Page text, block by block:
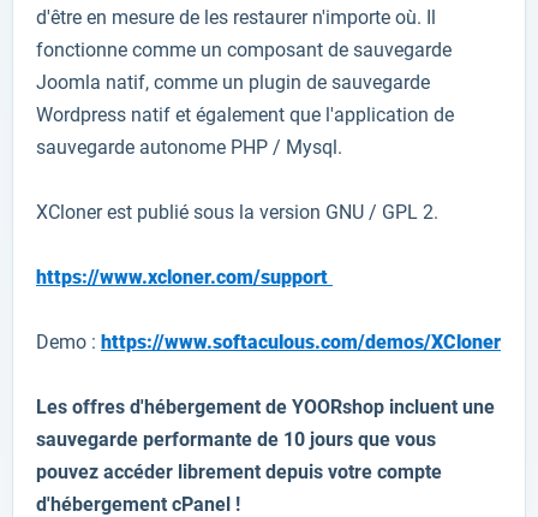
d'être en mesure de les restaurer n'importe où. Il
fonctionne comme un composant de sauvegarde
Joomla natif, comme un plugin de sauvegarde
Wordpress natif et également que l'application de
sauvegarde autonome PHP / Mysql.
XCloner est publié sous la version GNU / GPL 2.
https://www.xcloner.com/support
Demo : https://www.softaculous.com/demos/XCloner
Les offres d'hébergement de YOORshop incluent une
sauvegarde performante de 10 jours que vous
pouvez accéder librement depuis votre compte
d'hébergement cPanel !